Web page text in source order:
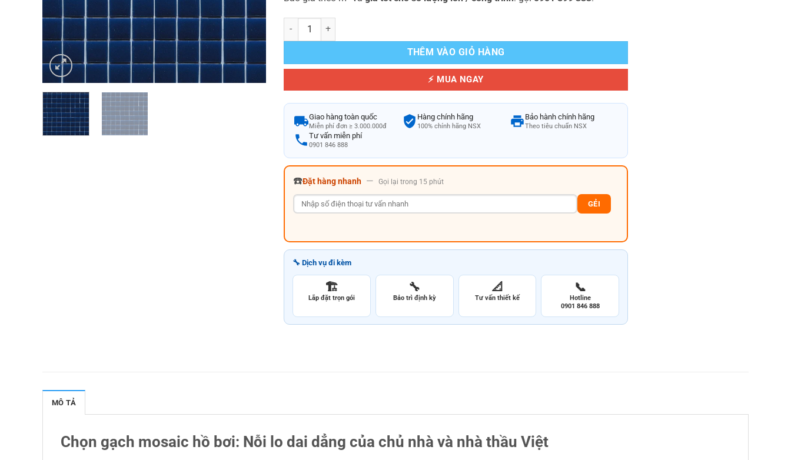
Gạch Mosaic Thủy Tinh Hồ Bơi Màu Xanh Navy Đậm Trơn Cao Cấp C4657 số lượng
THÊM VÀO GIỎ HÀNG
⚡ MUA NGAY
Giao hàng toàn quốc
Miễn phí đơn ≥ 3.000.000đ
Hàng chính hãng
100% chính hãng NSX
Bảo hành chính hãng
Theo tiêu chuẩn NSX
Tư vấn miễn phí
0901 846 888
☎️Đặt hàng nhanh — Gọi lại trong 15 phút
GẺI
🔧 Dịch vụ đi kèm
🏗️
Lắp đặt trọn gói
🔧
Bảo trì định kỳ
📐
Tư vấn thiết kế
📞
Hotline
0901 846 888
MÔ TẢ
Chọn gạch mosaic hồ bơi: Nỗi lo dai dẳng của chủ nhà và nhà thầu Việt